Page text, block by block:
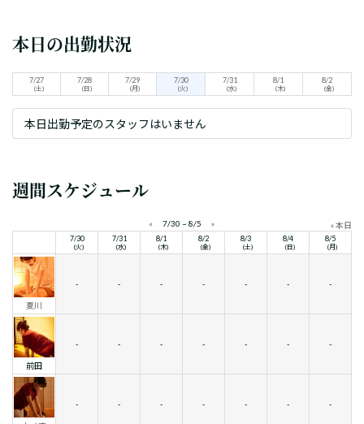
本日の出勤状況
7/27
(土)
7/28
(日)
7/29
(月)
7/30
(火)
7/31
(水)
8/1
(木)
8/2
(金)
本日出勤予定のスタッフはいません
週間スケジュール
« 7/30 ~ 8/5 » » 本日
7/30
(火)
7/31
(水)
8/1
(木)
8/2
(金)
8/3
(土)
8/4
(日)
8/5
(月)
夏川
- - - - - - -
前田
- - - - - - -
- - - - - - -